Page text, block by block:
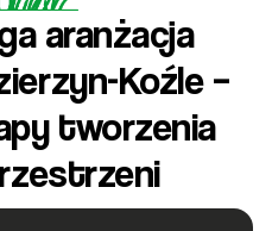
aranżacja
Koźle –
tworzenia